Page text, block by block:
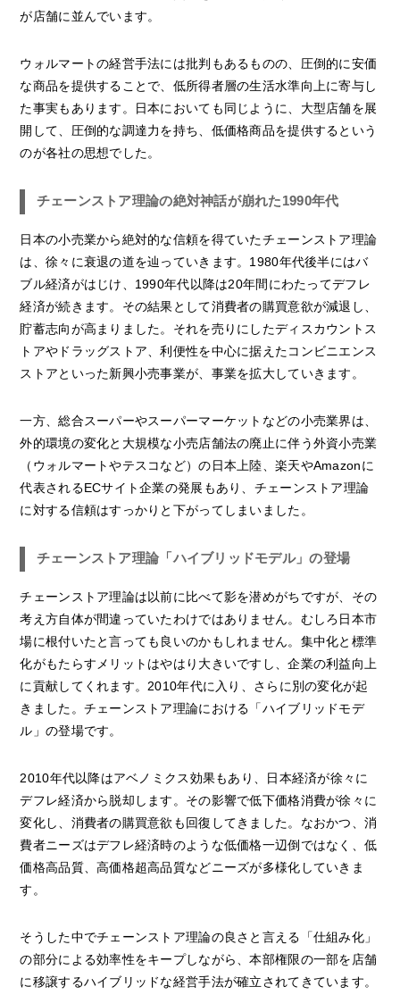
が店舗に並んでいます。
ウォルマートの経営手法には批判もあるものの、圧倒的に安価
な商品を提供することで、低所得者層の生活水準向上に寄与し
た事実もあります。日本においても同じように、大型店舗を展
開して、圧倒的な調達力を持ち、低価格商品を提供するという
のが各社の思想でした。
チェーンストア理論の絶対神話が崩れた1990年代
日本の小売業から絶対的な信頼を得ていたチェーンストア理論
は、徐々に衰退の道を辿っていきます。1980年代後半にはバ
ブル経済がはじけ、1990年代以降は20年間にわたってデフレ
経済が続きます。その結果として消費者の購買意欲が減退し、
貯蓄志向が高まりました。それを売りにしたディスカウントス
トアやドラッグストア、利便性を中心に据えたコンビニエンス
ストアといった新興小売事業が、事業を拡大していきます。
一方、総合スーパーやスーパーマーケットなどの小売業界は、
外的環境の変化と大規模な小売店舗法の廃止に伴う外資小売業
（ウォルマートやテスコなど）の日本上陸、楽天やAmazonに
代表されるECサイト企業の発展もあり、チェーンストア理論
に対する信頼はすっかりと下がってしまいました。
チェーンストア理論「ハイブリッドモデル」の登場
チェーンストア理論は以前に比べて影を潜めがちですが、その
考え方自体が間違っていたわけではありません。むしろ日本市
場に根付いたと言っても良いのかもしれません。集中化と標準
化がもたらすメリットはやはり大きいですし、企業の利益向上
に貢献してくれます。2010年代に入り、さらに別の変化が起
きました。チェーンストア理論における「ハイブリッドモデ
ル」の登場です。
2010年代以降はアベノミクス効果もあり、日本経済が徐々に
デフレ経済から脱却します。その影響で低下価格消費が徐々に
変化し、消費者の購買意欲も回復してきました。なおかつ、消
費者ニーズはデフレ経済時のような低価格一辺倒ではなく、低
価格高品質、高価格超高品質などニーズが多様化していきま
す。
そうした中でチェーンストア理論の良さと言える「仕組み化」
の部分による効率性をキープしながら、本部権限の一部を店舗
に移譲するハイブリッドな経営手法が確立されてきています。